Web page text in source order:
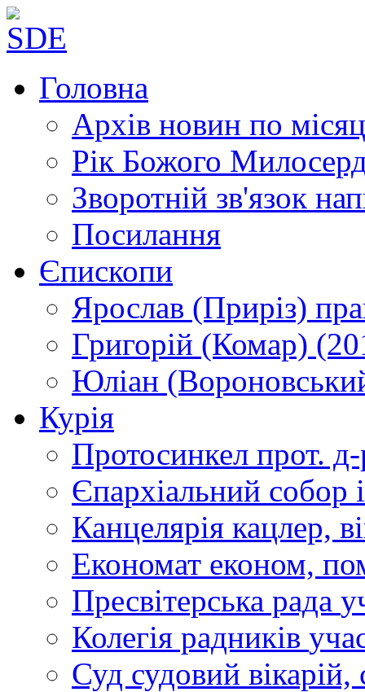
Головна
Архів новин по
Рік Божого
Зворотній зв'язок
Посилання
Єпископи
Ярослав (Приріз)
Григорій (Комар)
Юліан
Курія
Протосинкел прот.
Єпархіальний собор
Канцелярія кацлер,
Економат економ,
Пресвітерська рада
Колегія радників
Суд судовий вікарій,